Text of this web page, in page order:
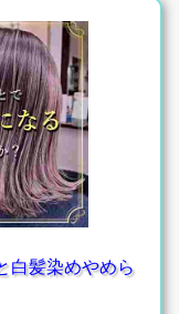
白髪染めやめら